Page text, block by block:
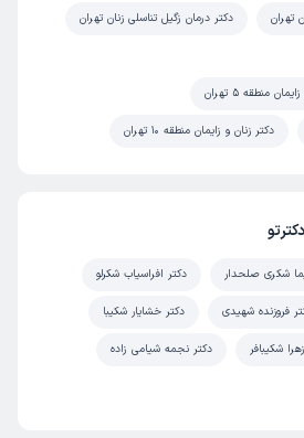
تهران دکتر درمان زگیل تناسلی زنان تهران
منطقه 5 تهران
دکتر زنان و زایمان منطقه 10 تهران
شکری صلحدار دکتر افراسیاب شکرلو
فروزنده شهیدی دکتر خشایار شکیبا
شکیبافر دکتر نجمه شیامی زاده